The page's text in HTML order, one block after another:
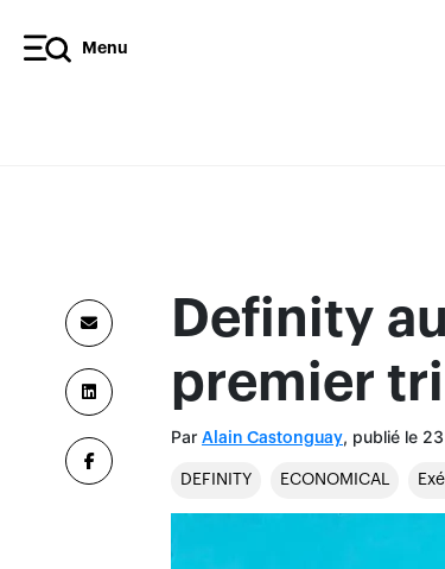
Menu
Definity
premier
Par Alain Castonguay, publié le
DEFINITY ECONOMICAL